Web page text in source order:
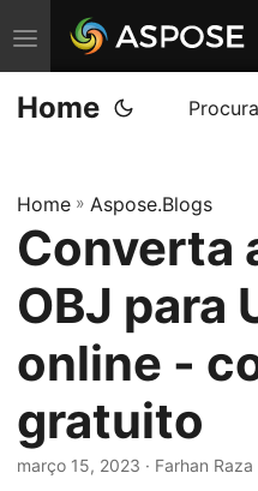
A
l
t
n
a
n
v
e
g
a
Home
Home » Aspose.Blogs
Converta
OBJ para
online -
gratuito
março 15, 2023 · Farhan Raza